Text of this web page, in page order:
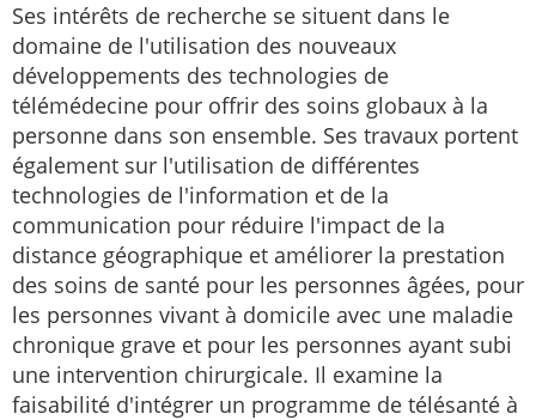
Ses intérêts de recherche se situent dans le
domaine de l'utilisation des nouveaux
développements des technologies de
télémédecine pour offrir des soins globaux à la
personne dans son ensemble. Ses travaux portent
également sur l'utilisation de différentes
technologies de l'information et de la
communication pour réduire l'impact de la
distance géographique et améliorer la prestation
des soins de santé pour les personnes âgées, pour
les personnes vivant à domicile avec une maladie
chronique grave et pour les personnes ayant subi
une intervention chirurgicale. Il examine la
faisabilité d'intégrer un programme de télésanté à